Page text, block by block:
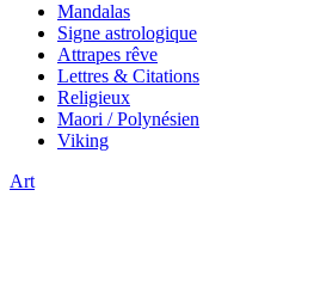
Mandalas
Signe astrologique
Attrapes rêve
Lettres & Citations
Religieux
Maori / Polynésien
Viking
Art